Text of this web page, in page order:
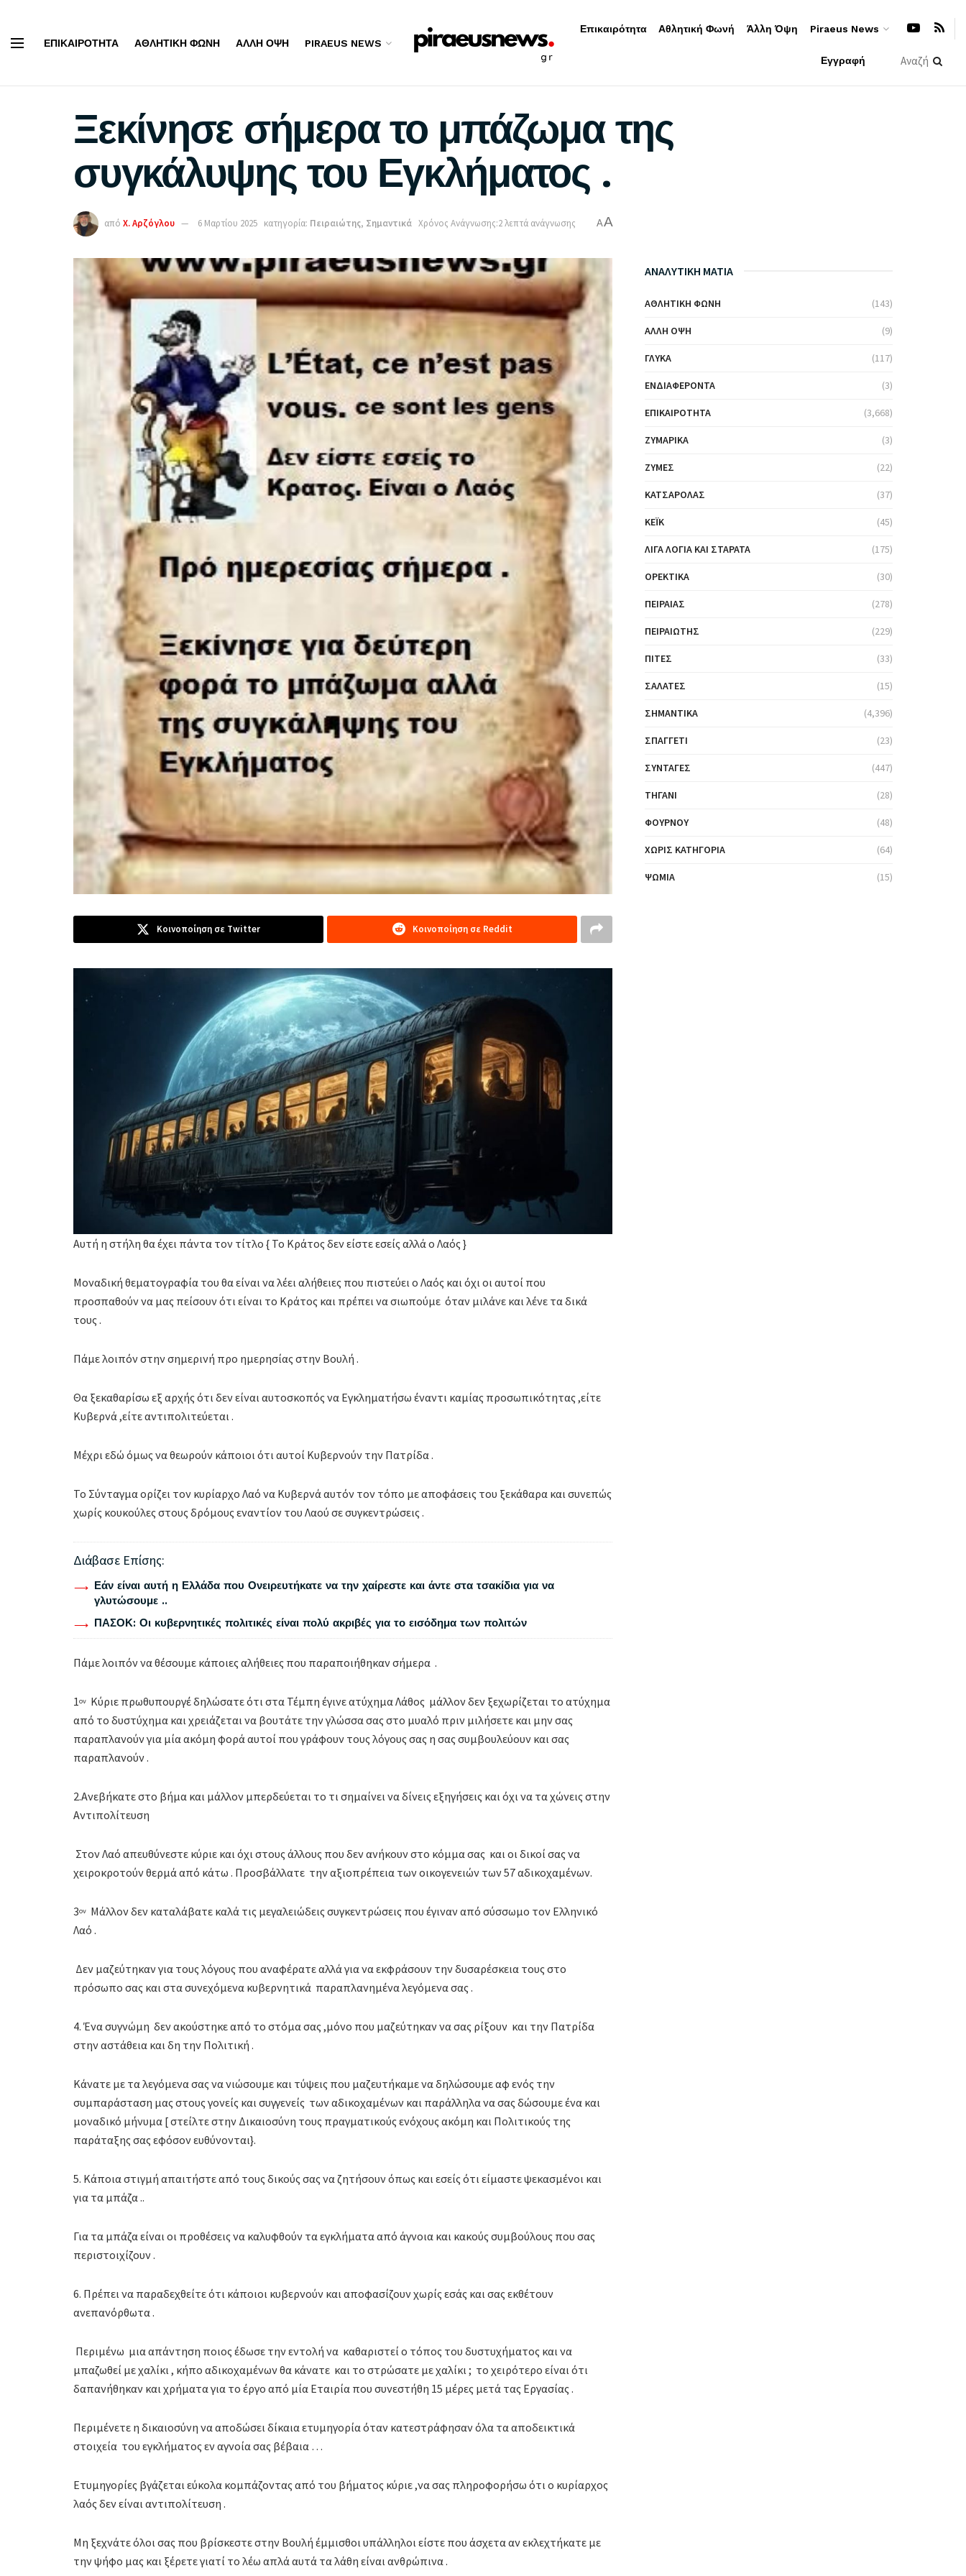
ΕΠΙΚΑΙΡΌΤΗΤΑ ΑΘΛΗΤΙΚΉ ΦΩΝΉ ΆΛΛΗ ΌΨΗ PIRAEUS NEWS
Επικαιρότητα Αθλητική Φωνή Άλλη Όψη Piraeus News
Εγγραφή
Ξεκίνησε σήμερα το μπάζωμα της
συγκάλυψης του Εγκλήματος .
από Χ. Αρζόγλου 6 Μαρτίου 2025 κατηγορία: Πειραιώτης, Σημαντικά Χρόνος Ανάγνωσης:2 λεπτά ανάγνωσης AA
Κοινοποίηση σε Twitter Κοινοποίηση σε Reddit
Αυτή η στήλη θα έχει πάντα τον τίτλο { Το Κράτος δεν είστε εσείς αλλά ο Λαός }
Μοναδική θεματογραφία του θα είναι να λέει αλήθειες που πιστεύει ο Λαός και όχι οι αυτοί που
προσπαθούν να μας πείσουν ότι είναι το Κράτος και πρέπει να σιωπούμε όταν μιλάνε και λένε τα δικά
τους .
Πάμε λοιπόν στην σημερινή προ ημερησίας στην Βουλή .
Θα ξεκαθαρίσω εξ αρχής ότι δεν είναι αυτοσκοπός να Εγκληματήσω έναντι καμίας προσωπικότητας ,είτε
Κυβερνά ,είτε αντιπολιτεύεται .
Μέχρι εδώ όμως να θεωρούν κάποιοι ότι αυτοί Κυβερνούν την Πατρίδα .
Το Σύνταγμα ορίζει τον κυρίαρχο Λαό να Κυβερνά αυτόν τον τόπο με αποφάσεις του ξεκάθαρα και συνεπώς
χωρίς κουκούλες στους δρόμους εναντίον του Λαού σε συγκεντρώσεις .
Διάβασε Επίσης:
Εάν είναι αυτή η Ελλάδα που Ονειρευτήκατε να την χαίρεστε και άντε στα τσακίδια για να
γλυτώσουμε ..
ΠΑΣΟΚ: Οι κυβερνητικές πολιτικές είναι πολύ ακριβές για το εισόδημα των πολιτών
Πάμε λοιπόν να θέσουμε κάποιες αλήθειες που παραποιήθηκαν σήμερα .
1ον Κύριε πρωθυπουργέ δηλώσατε ότι στα Τέμπη έγινε ατύχημα Λάθος μάλλον δεν ξεχωρίζεται το ατύχημα
από το δυστύχημα και χρειάζεται να βουτάτε την γλώσσα σας στο μυαλό πριν μιλήσετε και μην σας
παραπλανούν για μία ακόμη φορά αυτοί που γράφουν τους λόγους σας η σας συμβουλεύουν και σας
παραπλανούν .
2.Ανεβήκατε στο βήμα και μάλλον μπερδεύεται το τι σημαίνει να δίνεις εξηγήσεις και όχι να τα χώνεις στην
Αντιπολίτευση
Στον Λαό απευθύνεστε κύριε και όχι στους άλλους που δεν ανήκουν στο κόμμα σας και οι δικοί σας να
χειροκροτούν θερμά από κάτω . Προσβάλλατε την αξιοπρέπεια των οικογενειών των 57 αδικοχαμένων.
3ον Μάλλον δεν καταλάβατε καλά τις μεγαλειώδεις συγκεντρώσεις που έγιναν από σύσσωμο τον Ελληνικό
Λαό .
Δεν μαζεύτηκαν για τους λόγους που αναφέρατε αλλά για να εκφράσουν την δυσαρέσκεια τους στο
πρόσωπο σας και στα συνεχόμενα κυβερνητικά παραπλανημένα λεγόμενα σας .
4. Ένα συγνώμη δεν ακούστηκε από το στόμα σας ,μόνο που μαζεύτηκαν να σας ρίξουν και την Πατρίδα
στην αστάθεια και δη την Πολιτική .
Κάνατε με τα λεγόμενα σας να νιώσουμε και τύψεις που μαζευτήκαμε να δηλώσουμε αφ ενός την
συμπαράσταση μας στους γονείς και συγγενείς των αδικοχαμένων και παράλληλα να σας δώσουμε ένα και
μοναδικό μήνυμα [ στείλτε στην Δικαιοσύνη τους πραγματικούς ενόχους ακόμη και Πολιτικούς της
παράταξης σας εφόσον ευθύνονται}.
5. Κάποια στιγμή απαιτήστε από τους δικούς σας να ζητήσουν όπως και εσείς ότι είμαστε ψεκασμένοι και
για τα μπάζα ..
Για τα μπάζα είναι οι προθέσεις να καλυφθούν τα εγκλήματα από άγνοια και κακούς συμβούλους που σας
περιστοιχίζουν .
6. Πρέπει να παραδεχθείτε ότι κάποιοι κυβερνούν και αποφασίζουν χωρίς εσάς και σας εκθέτουν
ανεπανόρθωτα .
Περιμένω μια απάντηση ποιος έδωσε την εντολή να καθαριστεί ο τόπος του δυστυχήματος και να
μπαζωθεί με χαλίκι , κήπο αδικοχαμένων θα κάνατε και το στρώσατε με χαλίκι ; το χειρότερο είναι ότι
δαπανήθηκαν και χρήματα για το έργο από μία Εταιρία που συνεστήθη 15 μέρες μετά τας Εργασίας .
Περιμένετε η δικαιοσύνη να αποδώσει δίκαια ετυμηγορία όταν κατεστράφησαν όλα τα αποδεικτικά
στοιχεία του εγκλήματος εν αγνοία σας βέβαια …
Ετυμηγορίες βγάζεται εύκολα κομπάζοντας από του βήματος κύριε ,να σας πληροφορήσω ότι ο κυρίαρχος
λαός δεν είναι αντιπολίτευση .
Μη ξεχνάτε όλοι σας που βρίσκεστε στην Βουλή έμμισθοι υπάλληλοι είστε που άσχετα αν εκλεχτήκατε με
την ψήφο μας και ξέρετε γιατί το λέω απλά αυτά τα λάθη είναι ανθρώπινα .
ΑΝΑΛΥΤΙΚΗ ΜΑΤΙΑ
ΑΘΛΗΤΙΚΉ ΦΩΝΉ (143)
ΆΛΛΗ ΌΨΗ (9)
ΓΛΥΚΆ (117)
ΕΝΔΙΑΦΈΡΟΝΤΑ (3)
ΕΠΙΚΑΙΡΌΤΗΤΑ (3,668)
ΖΥΜΑΡΙΚΆ (3)
ΖΎΜΕΣ (22)
ΚΑΤΣΑΡΌΛΑΣ (37)
ΚΈΙΚ (45)
ΛΊΓΑ ΛΌΓΙΑ ΚΑΙ ΣΤΑΡΆΤΑ (175)
ΟΡΕΚΤΙΚΆ (30)
ΠΕΙΡΑΙΆΣ (278)
ΠΕΙΡΑΙΏΤΗΣ (229)
ΠΊΤΕΣ (33)
ΣΑΛΆΤΕΣ (15)
ΣΗΜΑΝΤΙΚΆ (4,396)
ΣΠΑΓΓΈΤΙ (23)
ΣΥΝΤΑΓΈΣ (447)
ΤΗΓΆΝΙ (28)
ΦΟΎΡΝΟΥ (48)
ΧΩΡΊΣ ΚΑΤΗΓΟΡΊΑ (64)
ΨΩΜΙΆ (15)